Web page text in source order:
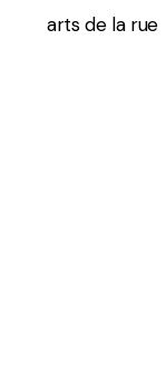
arts de la rue